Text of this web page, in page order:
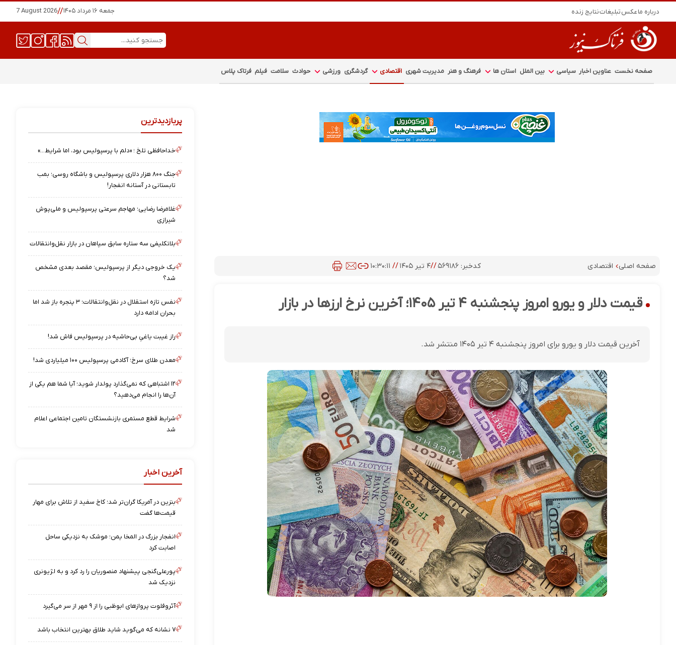
درباره ماعکستبلیغاتنتایج زنده جمعه ۱۶ مرداد ۱۴۰۵ //
7 August 2026
صفحه نخست عناوین اخبار سیاسی بین الملل استان ها فرهنگ و هنر مدیریت شهری اقتصادی گردشگری ورزشی حوادث سلامت فیلم فرتاک پلاس
صفحه اصلی اقتصادی کدخبر: ۵۶۹۱۸۶ //۴ تیر ۱۴۰۵ // ۱۰:۳۰:۱۱
قیمت دلار و یورو امروز پنجشنبه ۴ تیر ۱۴۰۵؛ آخرین نرخ ارزها در بازار
آخرین قیمت دلار و یورو برای امروز پنجشنبه ۴ تیر ۱۴۰۵ منتشر شد.
پربازدیدترین
خداحافظی تلخ ؛ «دلم با پرسپولیس بود، اما شرایط…»
جنگ ۸۰۰ هزار دلاری پرسپولیس و باشگاه روسی؛ بمب
تابستانی در آستانه انفجار!
غلامرضا رضایی؛ مهاجم سرعتی پرسپولیس و ملی‌پوش
شیرازی
بلاتکلیفی سه ستاره سابق سپاهان در بازار نقل‌وانتقالات
یک خروجی دیگر از پرسپولیس؛ مقصد بعدی مشخص
شد؟
نفس تازه استقلال در نقل‌وانتقالات؛ ۳ پنجره باز شد اما
بحران ادامه دارد
راز غیبت یاغیِ بی‌حاشیه در پرسپولیس فاش شد!
معدن طلای سرخ؛ آکادمی پرسپولیس ۱۰۰ میلیاردی شد!
۱۲ اشتباهی که نمی‌گذارد پولدار شوید؛ آیا شما هم یکی از
آن‌ها را انجام می‌دهید؟
شرایط قطع مستمری بازنشستگان تامین اجتماعی اعلام
شد
آخرین اخبار
بنزین در آمریکا گران‌تر شد؛ کاخ سفید از تلاش برای مهار
قیمت‌ها گفت
انفجار بزرگ در المخا یمن؛ موشک به نزدیکی ساحل
اصابت کرد
پورعلی‌گنجی پیشنهاد منصوریان را رد کرد و به لژیونری
نزدیک شد
آئروفلوت پروازهای ابوظبی را از ۹ مهر از سر می‌گیرد
۷ نشانه که می‌گوید شاید طلاق بهترین انتخاب باشد